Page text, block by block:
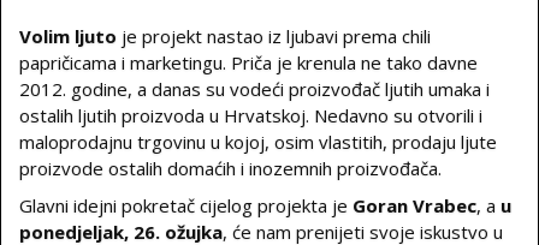
Volim ljuto je projekt nastao iz ljubavi prema chili
papričicama i marketingu. Priča je krenula ne tako davne
2012. godine, a danas su vodeći proizvođač ljutih umaka i
ostalih ljutih proizvoda u Hrvatskoj. Nedavno su otvorili i
maloprodajnu trgovinu u kojoj, osim vlastitih, prodaju ljute
proizvode ostalih domaćih i inozemnih proizvođača.
Glavni idejni pokretač cijelog projekta je Goran Vrabec, a u
ponedjeljak, 26. ožujka, će nam prenijeti svoje iskustvo u